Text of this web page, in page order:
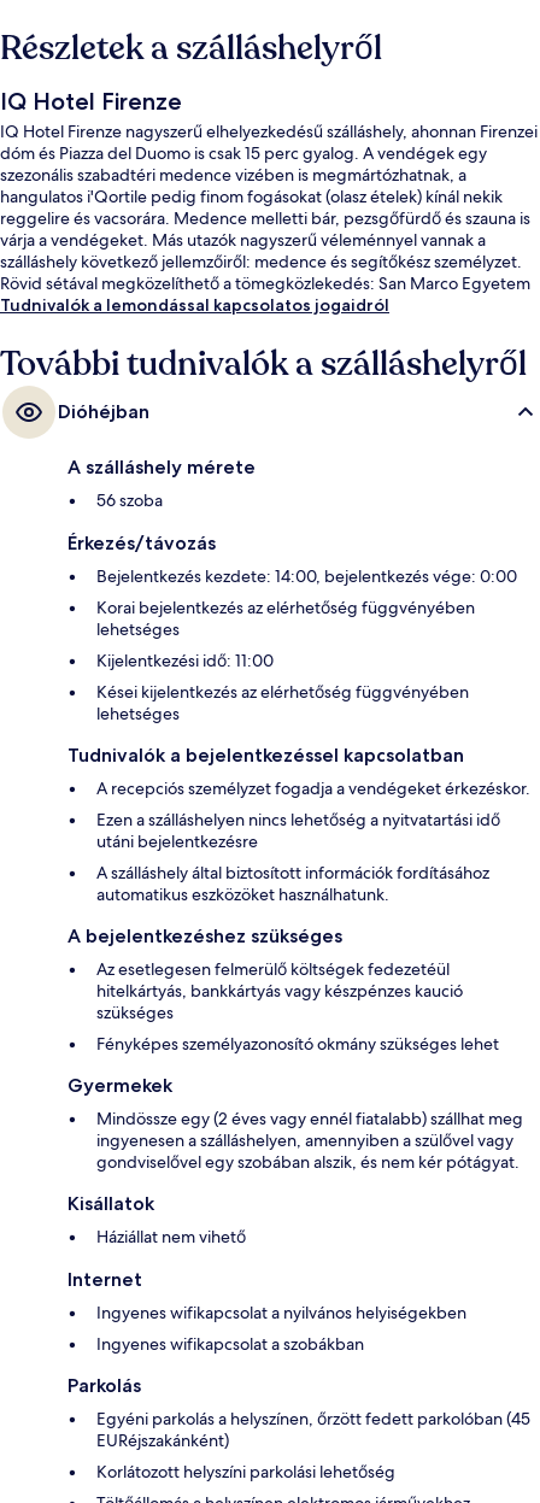
Részletek a szálláshelyről
IQ Hotel Firenze
IQ Hotel Firenze nagyszerű elhelyezkedésű szálláshely, ahonnan Firenzei
dóm és Piazza del Duomo is csak 15 perc gyalog. A vendégek egy
szezonális szabadtéri medence vizében is megmártózhatnak, a
hangulatos i'Qortile pedig finom fogásokat (olasz ételek) kínál nekik
reggelire és vacsorára. Medence melletti bár, pezsgőfürdő és szauna is
várja a vendégeket. Más utazók nagyszerű véleménnyel vannak a
szálláshely következő jellemzőiről: medence és segítőkész személyzet.
Rövid sétával megközelíthető a tömegközlekedés: San Marco Egyetem
villamosmegálló 5 perc, Strozzi - Fallaci villamosmegálló pedig 13 perc
Tudnivalók a lemondással kapcsolatos jogaidról
További tudnivalók a szálláshelyről
Dióhéjban
A szálláshely mérete
56 szoba
Érkezés/távozás
Bejelentkezés kezdete: 14:00, bejelentkezés vége: 0:00
Korai bejelentkezés az elérhetőség függvényében
lehetséges
Kijelentkezési idő: 11:00
Kései kijelentkezés az elérhetőség függvényében
lehetséges
Tudnivalók a bejelentkezéssel kapcsolatban
A recepciós személyzet fogadja a vendégeket érkezéskor.
Ezen a szálláshelyen nincs lehetőség a nyitvatartási idő
utáni bejelentkezésre
A szálláshely által biztosított információk fordításához
automatikus eszközöket használhatunk.
A bejelentkezéshez szükséges
Az esetlegesen felmerülő költségek fedezetéül
hitelkártyás, bankkártyás vagy készpénzes kaució
szükséges
Fényképes személyazonosító okmány szükséges lehet
Gyermekek
Mindössze egy (2 éves vagy ennél fiatalabb) szállhat meg
ingyenesen a szálláshelyen, amennyiben a szülővel vagy
gondviselővel egy szobában alszik, és nem kér pótágyat.
Kisállatok
Háziállat nem vihető
Internet
Ingyenes wifikapcsolat a nyilvános helyiségekben
Ingyenes wifikapcsolat a szobákban
Parkolás
Egyéni parkolás a helyszínen, őrzött fedett parkolóban (45
EURéjszakánként)
Korlátozott helyszíni parkolási lehetőség